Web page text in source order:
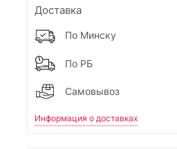
Доставка
По Минску
По РБ
Самовывоз
Информация о доставках